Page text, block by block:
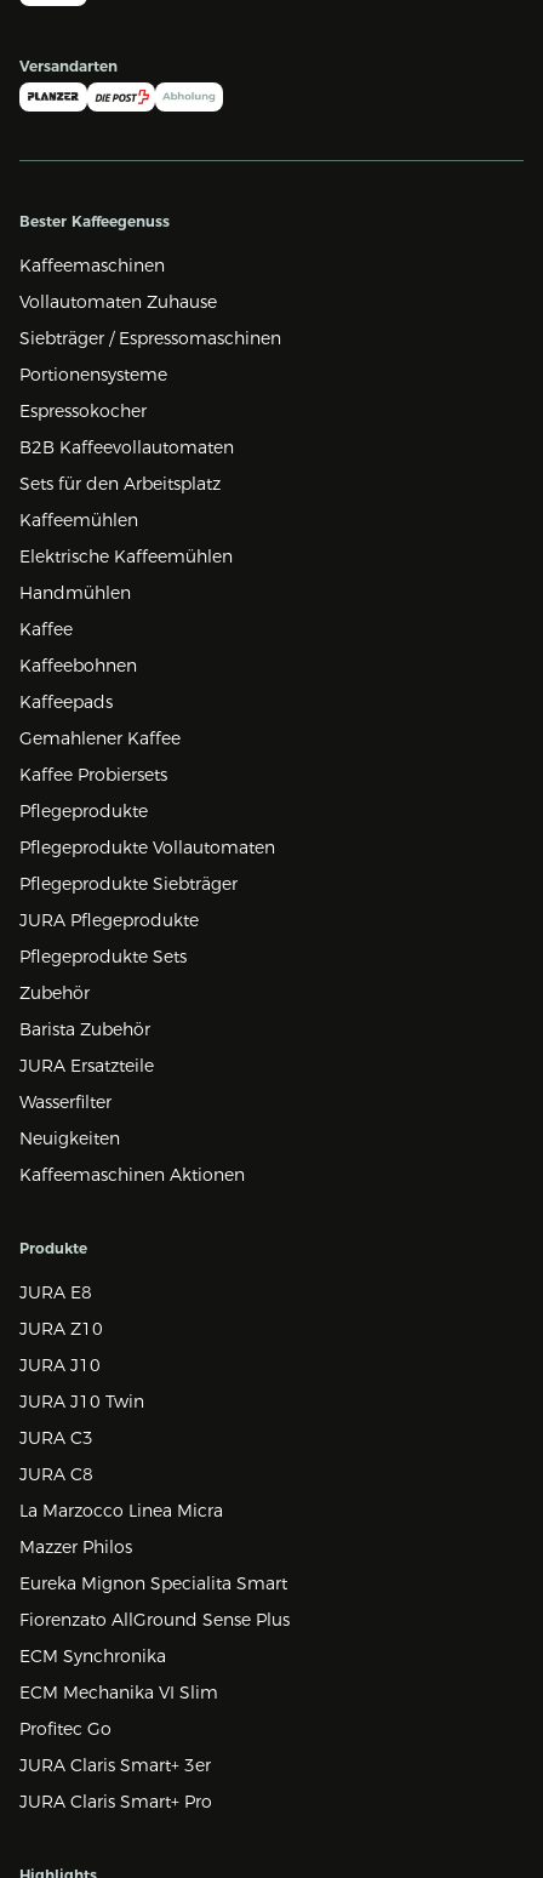
Versandarten
Bester Kaffeegenuss
Kaffeemaschinen
Vollautomaten Zuhause
Siebträger / Espressomaschinen
Portionensysteme
Espressokocher
B2B Kaffeevollautomaten
Sets für den Arbeitsplatz
Kaffeemühlen
Elektrische Kaffeemühlen
Handmühlen
Kaffee
Kaffeebohnen
Kaffeepads
Gemahlener Kaffee
Kaffee Probiersets
Pflegeprodukte
Pflegeprodukte Vollautomaten
Pflegeprodukte Siebträger
JURA Pflegeprodukte
Pflegeprodukte Sets
Zubehör
Barista Zubehör
JURA Ersatzteile
Wasserfilter
Neuigkeiten
Kaffeemaschinen Aktionen
Produkte
JURA E8
JURA Z10
JURA J10
JURA J10 Twin
JURA C3
JURA C8
La Marzocco Linea Micra
Mazzer Philos
Eureka Mignon Specialita Smart
Fiorenzato AllGround Sense Plus
ECM Synchronika
ECM Mechanika VI Slim
Profitec Go
JURA Claris Smart+ 3er
JURA Claris Smart+ Pro